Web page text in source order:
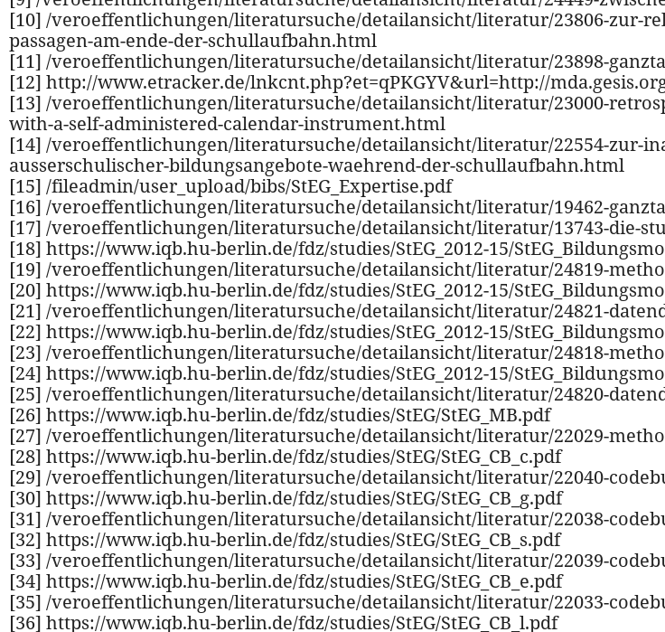
[10] /veroeffentlichungen/literatursuche/detailansicht/literatur/23806-zur-
passagen-am-ende-der-schullaufbahn.html
[11] /veroeffentlichungen/literatursuche/detailansicht/literatur/23898-
[12] http://www.etracker.de/lnkcnt.php?et=qPKGYV&url=http://
[13] /veroeffentlichungen/literatursuche/detailansicht/literatur/23000-
with-a-self-administered-calendar-instrument.html
[14] /veroeffentlichungen/literatursuche/detailansicht/literatur/22554-zur-
ausserschulischer-bildungsangebote-waehrend-der-schullaufbahn.html
[15] /fileadmin/user_upload/bibs/StEG_Expertise.pdf
[16] /veroeffentlichungen/literatursuche/detailansicht/literatur/19462-
[17] /veroeffentlichungen/literatursuche/detailansicht/literatur/13743-die-
[18] https://www.iqb.hu-berlin.de/fdz/studies/StEG_2012-15/
[19] /veroeffentlichungen/literatursuche/detailansicht/literatur/24819-
[20] https://www.iqb.hu-berlin.de/fdz/studies/StEG_2012-15/
[21] /veroeffentlichungen/literatursuche/detailansicht/literatur/24821-
[22] https://www.iqb.hu-berlin.de/fdz/studies/StEG_2012-15/
[23] /veroeffentlichungen/literatursuche/detailansicht/literatur/24818-
[24] https://www.iqb.hu-berlin.de/fdz/studies/StEG_2012-15/
[25] /veroeffentlichungen/literatursuche/detailansicht/literatur/24820-
[26] https://www.iqb.hu-berlin.de/fdz/studies/StEG/StEG_MB.pdf
[27] /veroeffentlichungen/literatursuche/detailansicht/literatur/22029-
[28] https://www.iqb.hu-berlin.de/fdz/studies/StEG/StEG_CB_c.pdf
[29] /veroeffentlichungen/literatursuche/detailansicht/literatur/22040-
[30] https://www.iqb.hu-berlin.de/fdz/studies/StEG/StEG_CB_g.pdf
[31] /veroeffentlichungen/literatursuche/detailansicht/literatur/22038-
[32] https://www.iqb.hu-berlin.de/fdz/studies/StEG/StEG_CB_s.pdf
[33] /veroeffentlichungen/literatursuche/detailansicht/literatur/22039-
[34] https://www.iqb.hu-berlin.de/fdz/studies/StEG/StEG_CB_e.pdf
[35] /veroeffentlichungen/literatursuche/detailansicht/literatur/22033-
[36] https://www.iqb.hu-berlin.de/fdz/studies/StEG/StEG_CB_l.pdf